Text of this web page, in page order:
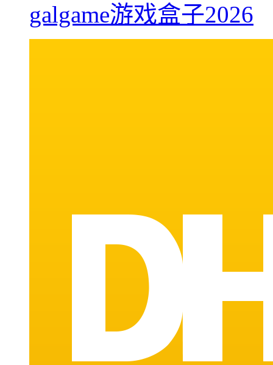
galgame游戏盒子2026